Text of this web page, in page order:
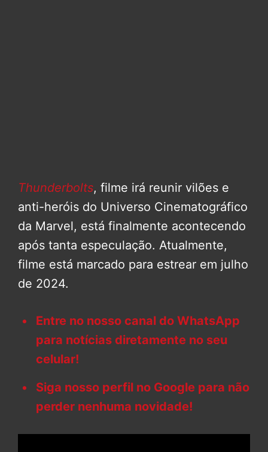
Thunderbolts, filme irá reunir vilões e
anti-heróis do Universo Cinematográfico
da Marvel, está finalmente acontecendo
após tanta especulação. Atualmente,
filme está marcado para estrear em julho
de 2024.
Entre no nosso canal do WhatsApp
para notícias diretamente no seu
celular!
Siga nosso perfil no Google para não
perder nenhuma novidade!